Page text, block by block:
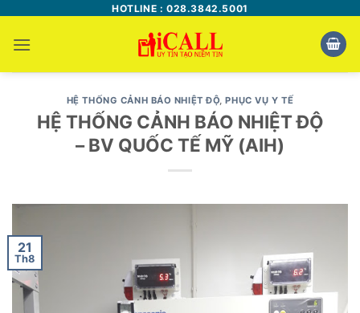
nội
dung
HOTLINE : 028.3842.5001
HỆ THỐNG CẢNH BÁO NHIỆT ĐỘ,PHỤC VỤ Y TẾ
HỆ THỐNG CẢNH BÁO NHIỆT ĐỘ
– BV QUỐC TẾ MỸ (AIH)
21
Th8